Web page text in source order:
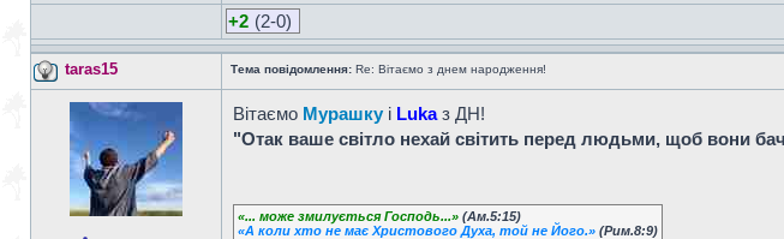
+2 (2-0)
taras15 Тема повідомлення: Re: Вітаємо з днем народження!
Вітаємо Мурашку і Lukaз ДН!
"Отак ваше світло нехай світить перед людьми, щоб вони
«... може змилується Господь...» (Ам.5:15)
«А коли хто не має Христового Духа, той не Його.» (Рим.8:9)